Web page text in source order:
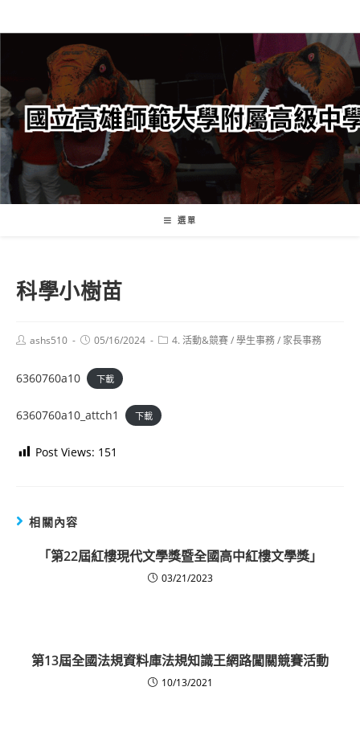
轉
要
內
容
選單
科學小樹苗
Postashs510
Post05/16/2024
Post4. 活動&競賽/學生事務/ 家長事務
6360760a10 下載
6360760a10_attch1 下載
Post Views: 151
相關內容
「第22屆紅樓現代文學獎暨全國高中紅樓文學獎」
03/21/2023
第13屆全國法規資料庫法規知識王網路闖關競賽活動
10/13/2021